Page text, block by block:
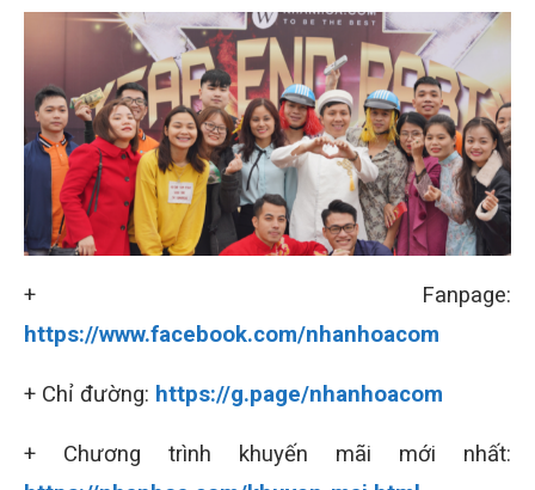
+ Fanpage:
https://www.facebook.com/nhanhoacom
+ Chỉ đường: https://g.page/nhanhoacom
+ Chương trình khuyến mãi mới nhất: